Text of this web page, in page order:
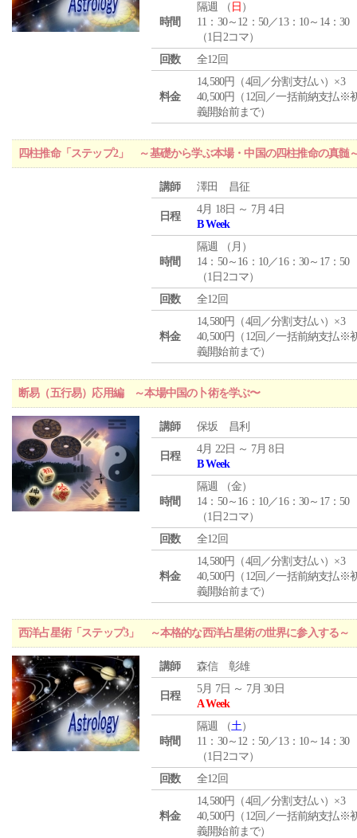
時間
隔週 （ 日 ）
11：30～12：50／13：10～14：30
（1日2コマ）
回数
全12回
料金
14,580円（4回／分割支払い）×3
40,500円（12回／一括前納支払※
義開始前まで）
四柱推命「ステップ2」 ～基礎から学ぶ本場・中国の四柱推命の真髄
講師 澤田 昌征
日程
4月 18日 ～ 7月 4日
B Week
時間
隔週 （ 月 ）
14：50～16：10／16：30～17：50
（1日2コマ）
回数
全12回
料金
14,580円（4回／分割支払い）×3
40,500円（12回／一括前納支払※
義開始前まで）
断易（五行易）応用編 ～本場中国の卜術を学ぶ〜
講師 保坂 昌利
日程
4月 22日 ～ 7月 8日
B Week
時間
隔週 （金）
14：50～16：10／16：30～17：50
（1日2コマ）
回数
全12回
料金
14,580円（4回／分割支払い）×3
40,500円（12回／一括前納支払※
義開始前まで）
西洋占星術「ステップ3」 ～本格的な西洋占星術の世界に参入する～
講師 森信 彰雄
日程
5月 7日 ～ 7月 30日
A Week
時間
隔週 （土）
11：30～12：50／13：10～14：30
（1日2コマ）
回数
全12回
料金
14,580円（4回／分割支払い）×3
40,500円（12回／一括前納支払※
義開始前まで）